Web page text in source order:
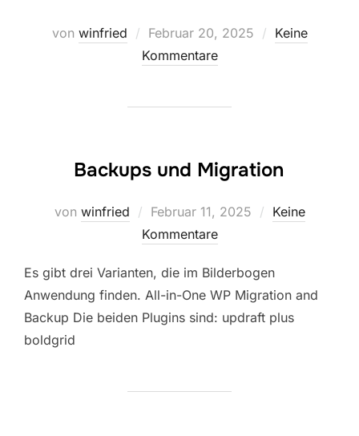
von winfried
Veröffentlicht
am
Februar 20, 2025
Keine
Kommentare
Backups und Migration
von winfried
Veröffentlicht
am
Februar 11, 2025
Keine
Kommentare
Es gibt drei Varianten, die im Bilderbogen
Anwendung finden. All-in-One WP Migration and
Backup Die beiden Plugins sind: updraft plus
boldgrid